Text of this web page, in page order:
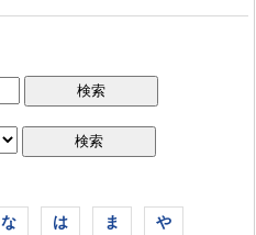
な は ま や